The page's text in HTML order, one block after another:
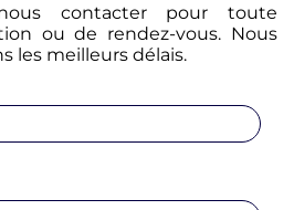
contacter pour toute
ou de rendez-vous. Nous
les meilleurs délais.